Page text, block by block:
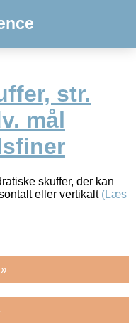
str.
mål
skuffer, der kan
eller vertikalt (Læs